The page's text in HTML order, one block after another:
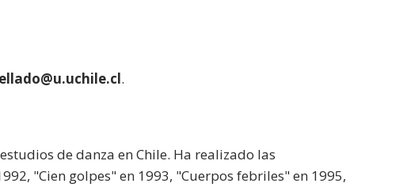
.
de danza en Chile. Ha realizado las
"Cien golpes" en 1993, "Cuerpos febriles" en 1995,